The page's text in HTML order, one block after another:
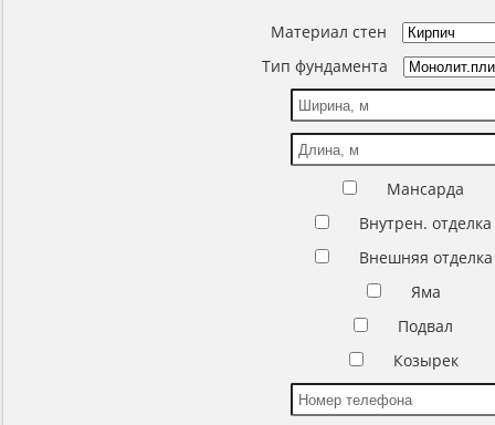
Материал стен
Тип фундамента
Мансарда
Внутрен. отделка
Внешняя отделка
Яма
Подвал
Козырек